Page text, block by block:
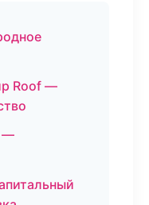
Roof —
—